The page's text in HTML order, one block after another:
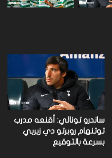
ساندرو تونالي: أقنعه مدرب
توتنهام روبرتو دي زيربي
بسرعة بالتوقيع